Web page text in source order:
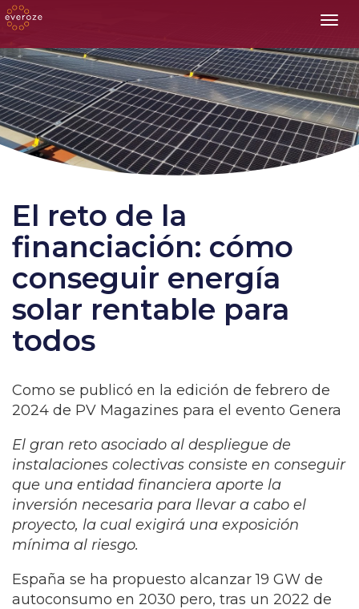
El reto de la
financiación: cómo
conseguir energía
solar rentable para
todos
Como se publicó en la edición de febrero de
2024 de PV Magazines para el evento Genera
El gran reto asociado al despliegue de
instalaciones colectivas consiste en conseguir
que una entidad financiera aporte la
inversión necesaria para llevar a cabo el
proyecto, la cual exigirá una exposición
mínima al riesgo.
España se ha propuesto alcanzar 19 GW de
autoconsumo en 2030 pero, tras un 2022 de